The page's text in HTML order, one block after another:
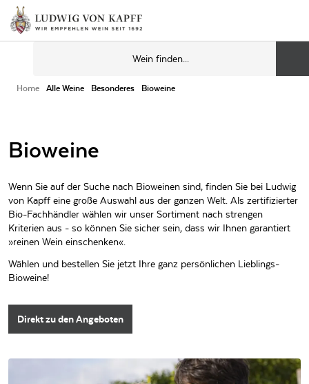
Home Alle Weine Besonderes Bioweine
Bioweine
Wenn Sie auf der Suche nach Bioweinen sind, finden Sie bei Ludwig
von Kapff eine große Auswahl aus der ganzen Welt. Als zertifizierter
Bio-Fachhändler wählen wir unser Sortiment nach strengen
Kriterien aus - so können Sie sicher sein, dass wir Ihnen garantiert
»reinen Wein einschenken«.
Wählen und bestellen Sie jetzt Ihre ganz persönlichen Lieblings-
Bioweine!
Direkt zu den Angeboten